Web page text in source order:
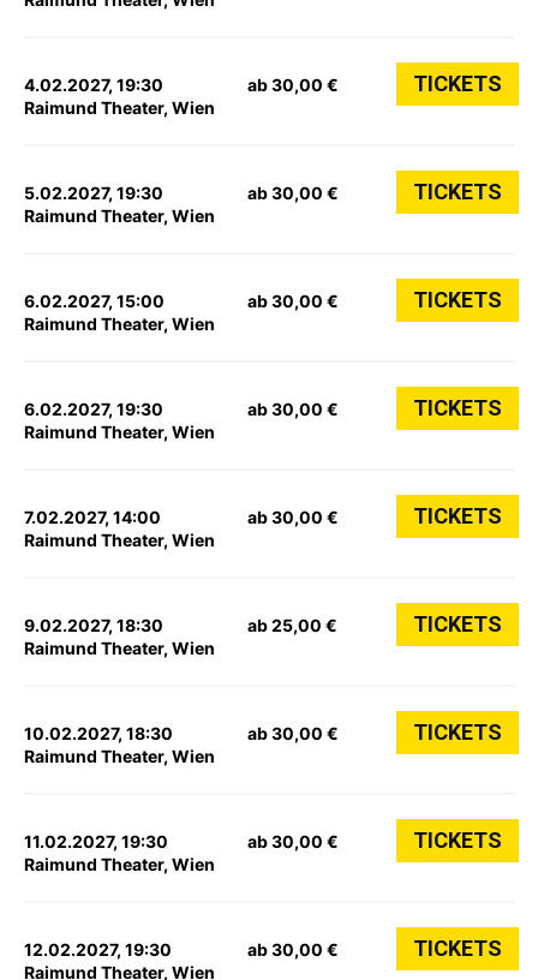
4.02.2027, 19:30
Raimund Theater, Wien
ab 30,00 € TICKETS
5.02.2027, 19:30
Raimund Theater, Wien
ab 30,00 € TICKETS
6.02.2027, 15:00
Raimund Theater, Wien
ab 30,00 € TICKETS
6.02.2027, 19:30
Raimund Theater, Wien
ab 30,00 € TICKETS
7.02.2027, 14:00
Raimund Theater, Wien
ab 30,00 € TICKETS
9.02.2027, 18:30
Raimund Theater, Wien
ab 25,00 € TICKETS
10.02.2027, 18:30
Raimund Theater, Wien
ab 30,00 € TICKETS
11.02.2027, 19:30
Raimund Theater, Wien
ab 30,00 € TICKETS
12.02.2027, 19:30
Raimund Theater, Wien
ab 30,00 € TICKETS